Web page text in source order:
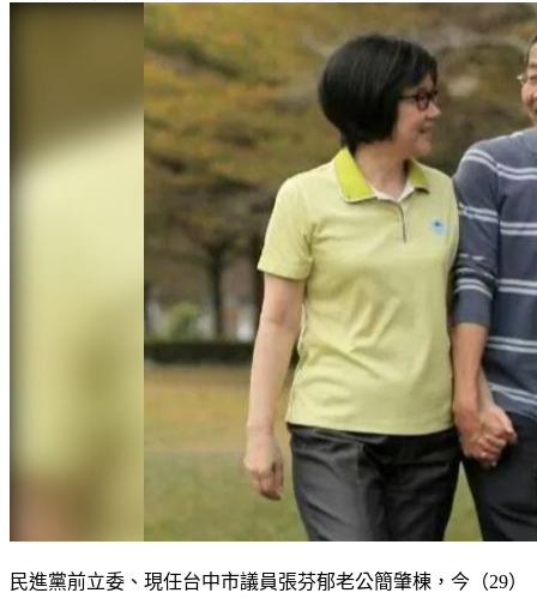
民進黨前立委、現任台中市議員張芬郁老公簡肇棟，今（29）